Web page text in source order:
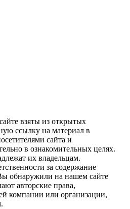
взяты из открытых
ссылку на материал в
сайта и
в ознакомительных целях.
их владельцам.
за содержание
обнаружили на нашем сайте
авторские права,
компании или организации,